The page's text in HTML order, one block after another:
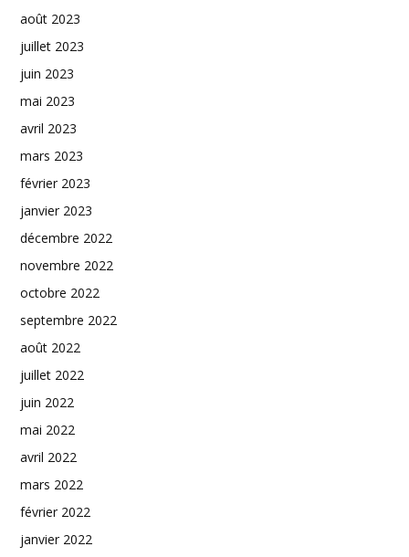
août 2023
juillet 2023
juin 2023
mai 2023
avril 2023
mars 2023
février 2023
janvier 2023
décembre 2022
novembre 2022
octobre 2022
septembre 2022
août 2022
juillet 2022
juin 2022
mai 2022
avril 2022
mars 2022
février 2022
janvier 2022